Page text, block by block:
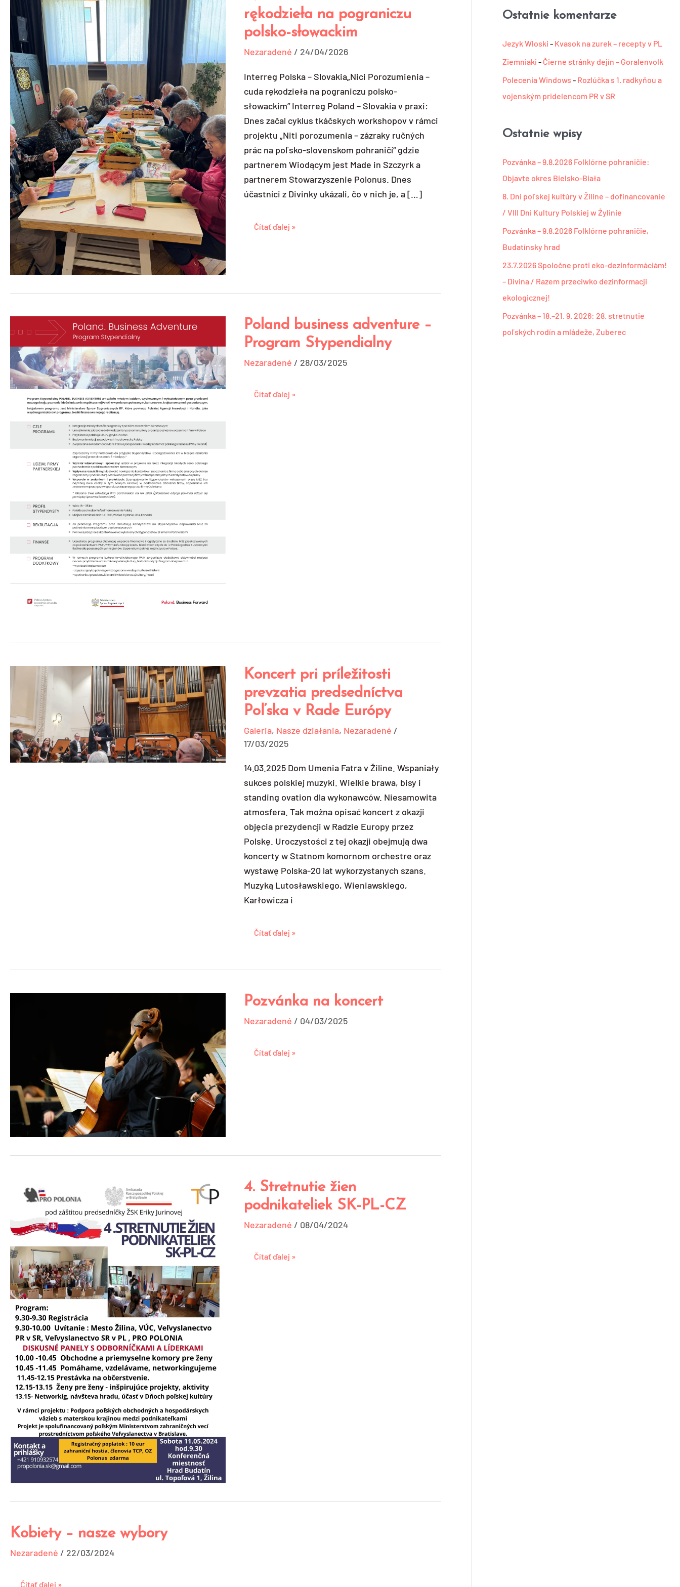
rękodzieła na pograniczu
polsko-słowackim
Nezaradené / 24/04/2026
Interreg Polska – Slovakia„Nici Porozumienia –
cuda rękodzieła na pograniczu polsko-
słowackim” Interreg Poland – Slovakia v praxi:
Dnes začal cyklus tkáčskych workshopov v rámci
projektu „Niti porozumenia – zázraky ručných
prác na poľsko-slovenskom pohraničí“ gdzie
partnerem Wiodącym jest Made in Szczyrk a
partnerem Stowarzyszenie Polonus. Dnes
účastníci z Divinky ukázali, čo v nich je, a […]
Porozumienia
–
cuda
pograniczu
słowackim
Čítať ďalej »
Poland business adventure –
Program Stypendialny
Nezaradené / 28/03/2025
Poland
adventure
–
Stypendialny
Čítať ďalej »
Koncert pri príležitosti
prevzatia predsedníctva
Poľska v Rade Európy
Galeria, Nasze działania, Nezaradené /
17/03/2025
14.03.2025 Dom Umenia Fatra v Žiline. Wspaniały
sukces polskiej muzyki. Wielkie brawa, bisy i
standing ovation dla wykonawców. Niesamowita
atmosfera. Tak można opisać koncert z okazji
objęcia prezydencji w Radzie Europy przez
Polskę. Uroczystości z tej okazji obejmują dwa
koncerty w Statnom komornom orchestre oraz
wystawę Polska-20 lat wykorzystanych szans.
Muzyką Lutosławskiego, Wieniawskiego,
Karłowicza i
Koncert
príležitosti
prevzatia
Poľska
Rade
Čítať ďalej »
Pozvánka na koncert
Nezaradené / 04/03/2025
Pozvánka
koncert
Čítať ďalej »
4. Stretnutie žien
podnikateliek SK-PL-CZ
Nezaradené / 08/04/2024
Stretnutie
žien
podnikateliek
Čítať ďalej »
Kobiety – nasze wybory
Nezaradené / 22/03/2024
Kobiety
nasze
Čítať ďalej »
r
e
Ostatnie komentarze
Jezyk Wloski - Kvasok na zurek – recepty v PL
Ziemniaki - Čierne stránky dejín – Goralenvolk
Polecenia Windows - Rozlúčka s 1. radkyňou a
vojenským pridelencom PR v SR
Ostatnie wpisy
Pozvánka – 9.8.2026 Folklórne pohraničie:
Objavte okres Bielsko-Biała
8. Dni poľskej kultúry v Žiline – dofinancovanie
/ VIII Dni Kultury Polskiej w Żylinie
Pozvánka – 9.8.2026 Folklórne pohraničie,
Budatínsky hrad
23.7.2026 Spoločne proti eko-dezinformáciám!
– Divina / Razem przeciwko dezinformacji
ekologicznej!
Pozvánka – 18.–21. 9. 2026: 28. stretnutie
poľských rodín a mládeže, Zuberec